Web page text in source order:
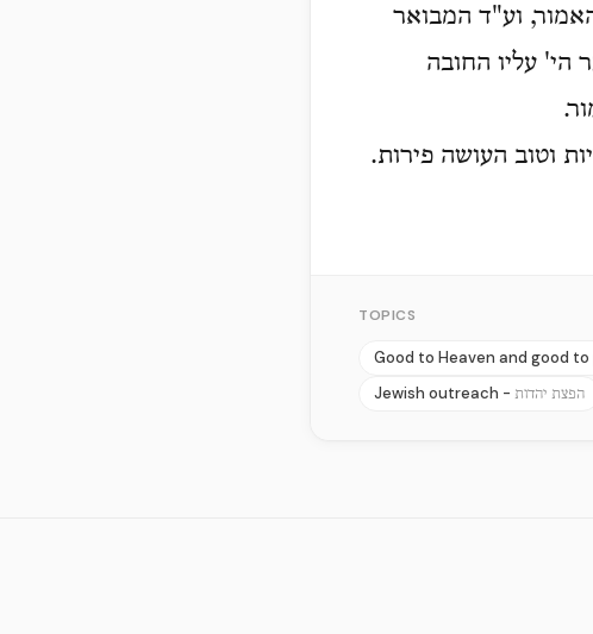
וע"ד המבואר
הי' עליו החובה
וטוב העושה פירות.
TOPICS
Good to Heaven and good
Jewish outreach - הפצת יהדות